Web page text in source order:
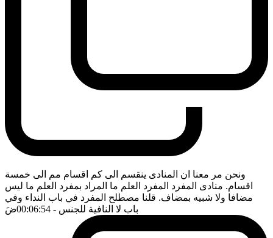
ونحن مر معنا ان المنادى ينقسم الى كم اقسام مم الى خمسة
اقسام. منادى المفرد المفرد العلم ما المراد بمفرد العلم ما ليس
مضافا ولا شبيه بمضاف. قلنا مصطلح المفرد في باب النداء وفي
باب لا النافية للجنس - 00:06:54 ضَ